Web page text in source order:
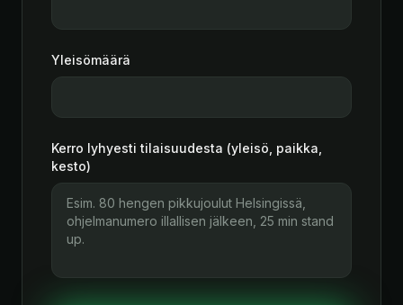
Yleisömäärä
Kerro lyhyesti tilaisuudesta (yleisö, paikka,
kesto)